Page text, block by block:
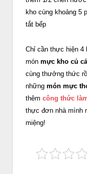
kho cùng khoảng 5
tắt bếp
Chỉ cần thực hiện 4
món mực kho củ
cùng thưởng thức
những món mực
thêm công thức
thực đơn nhà mình
miệng!